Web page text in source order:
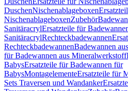
DuschenNischenablageboxen
NischenablageboxenZubehör
SanitäracrylErsatzteile für
SanitäracrylRechteckbadewannen
RechteckbadewannenBadewannen
für Badewannen aus Mineralwerkstoff
BabysErsatzteile für Badewannen für
BabysMontagelementeErsatzteile für
Sets Traversen und Wandanker